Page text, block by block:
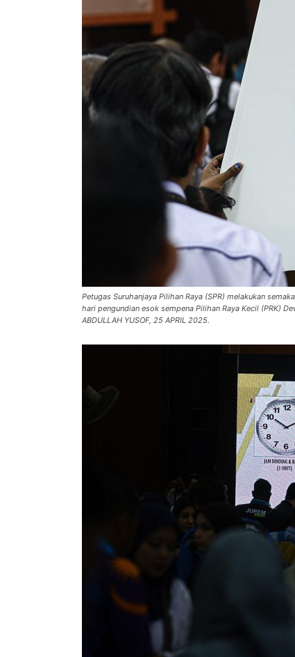
Petugas Suruhanjaya Pilihan Raya (SPR) melakukan
hari pengundian esok sempena Pilihan Raya Kecil (PRK)
ABDULLAH YUSOF, 25 APRIL 2025.